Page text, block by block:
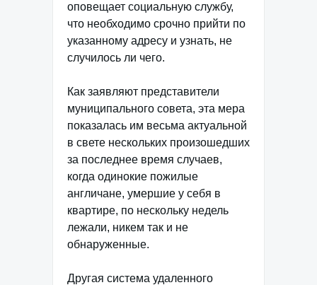
оповещает социальную службу,
что необходимо срочно прийти по
указанному адресу и узнать, не
случилось ли чего.
Как заявляют представители
муниципального совета, эта мера
показалась им весьма актуальной
в свете нескольких произошедших
за последнее время случаев,
когда одинокие пожилые
англичане, умершие у себя в
квартире, по нескольку недель
лежали, никем так и не
обнаруженные.
Другая система удаленного